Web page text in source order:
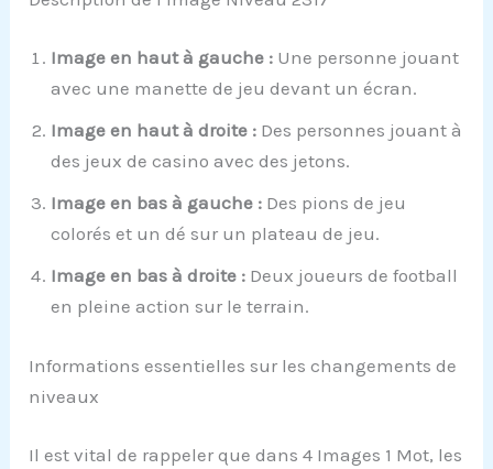
Image en haut à gauche : Une personne jouant
avec une manette de jeu devant un écran.
Image en haut à droite : Des personnes jouant à
des jeux de casino avec des jetons.
Image en bas à gauche : Des pions de jeu
colorés et un dé sur un plateau de jeu.
Image en bas à droite : Deux joueurs de football
en pleine action sur le terrain.
Informations essentielles sur les changements de
niveaux
Il est vital de rappeler que dans 4 Images 1 Mot, les